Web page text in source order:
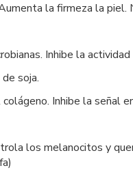
la firmeza la piel.
Inhibe la
soja.
Inhibe la señal
los melanocitos y